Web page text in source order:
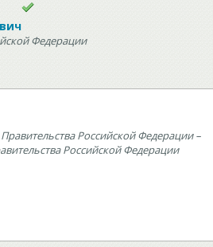
Федерации
Российской Федерации –
Российской Федерации